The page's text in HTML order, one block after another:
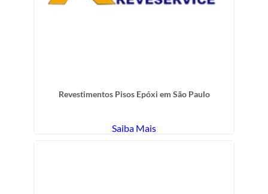
Revestimentos Pisos Epóxi em São Paulo
Saiba Mais